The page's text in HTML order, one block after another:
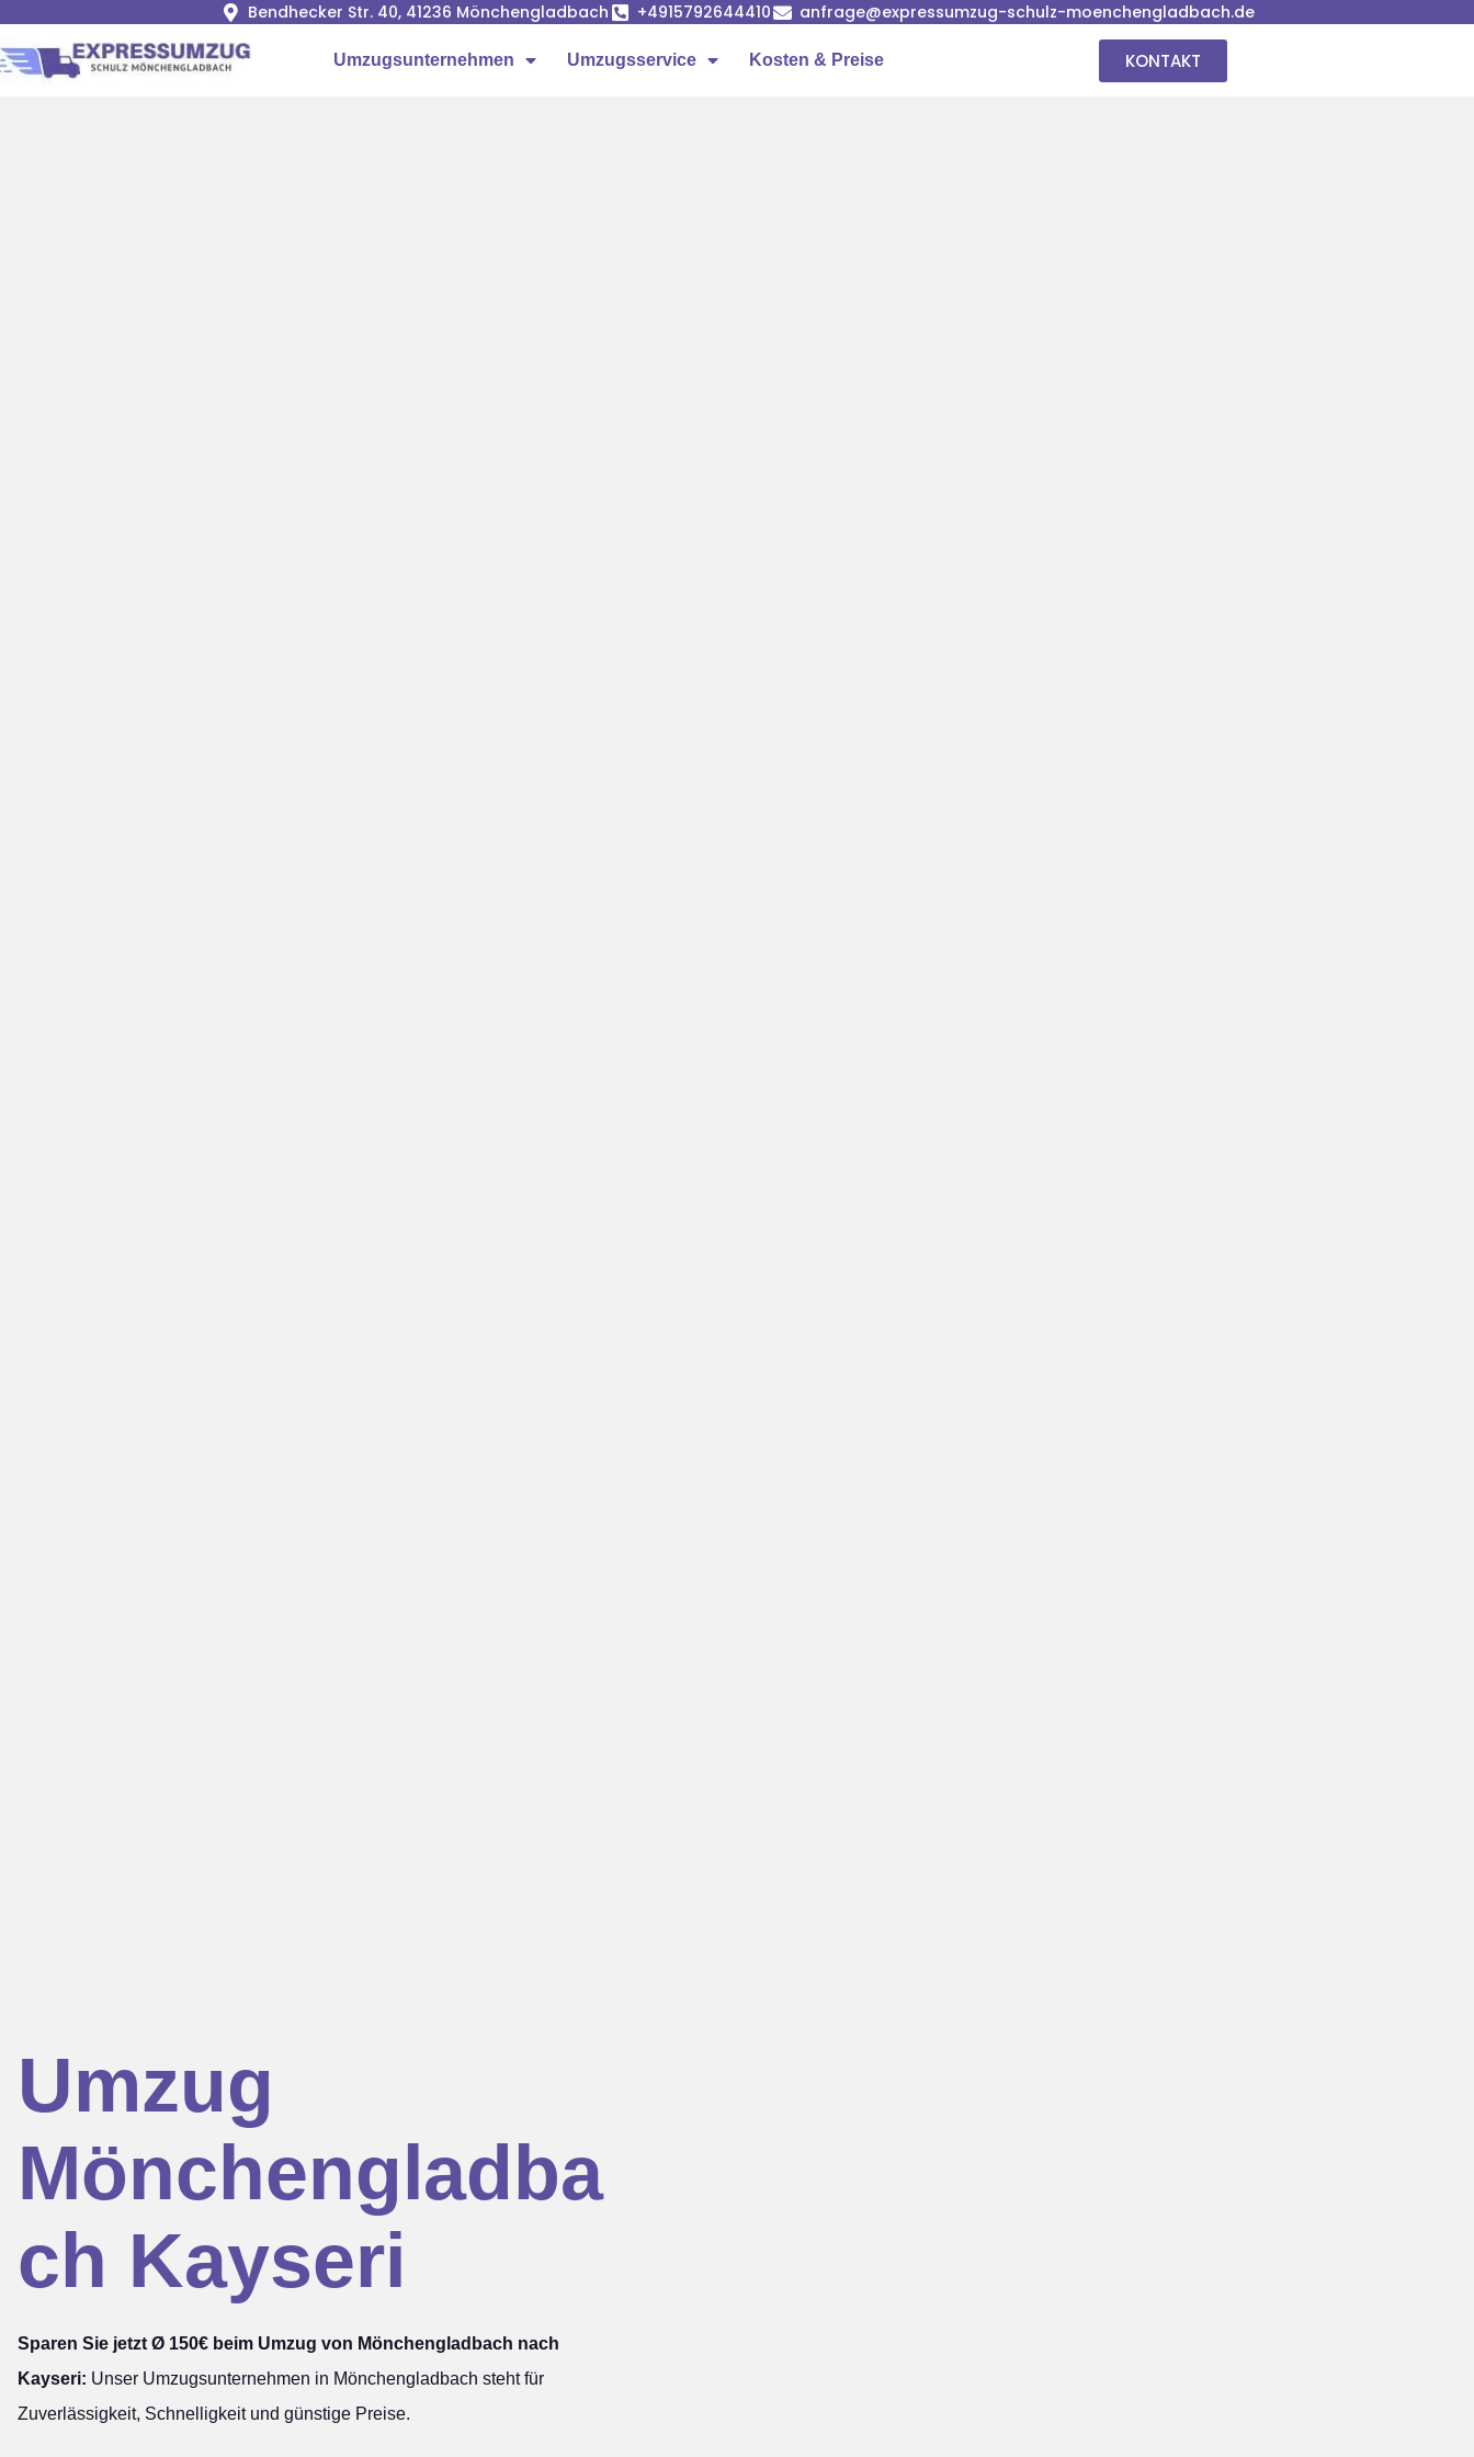
Bendhecker Str. 40, 41236 Mönchengladbach +4915792644410 anfrage@expressumzug-schulz-moenchengladbach.de
Umzugsunternehmen Umzugsservice Kosten & Preise KONTAKT
Umzug
Mönchengladba
ch Kayseri
Sparen Sie jetzt Ø 150€ beim Umzug von Mönchengladbach nach
Kayseri: Unser Umzugsunternehmen in Mönchengladbach steht für
Zuverlässigkeit, Schnelligkeit und günstige Preise.